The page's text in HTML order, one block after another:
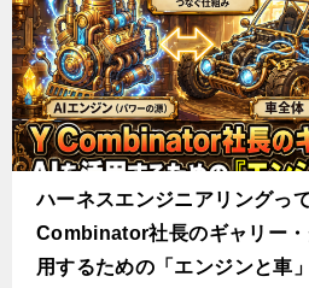
ハーネスエンジニアリングっ
Combinator社長のギャリー
用するための「エンジンと車